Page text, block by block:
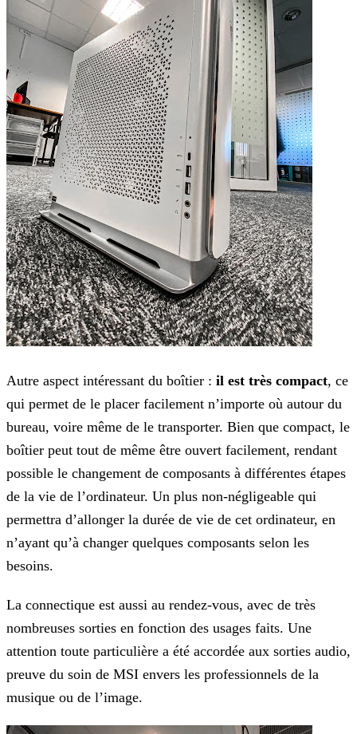
Autre aspect intéressant du boîtier : il est très compact, ce
qui permet de le placer facilement n’importe où autour du
bureau, voire même de le transporter. Bien que compact, le
boîtier peut tout de même être ouvert facilement, rendant
possible le changement de composants à différentes étapes
de la vie de l’ordinateur. Un plus non-négligeable qui
permettra d’allonger la durée de vie de cet ordinateur, en
n’ayant qu’à changer quelques composants selon les
besoins.
La connectique est aussi au rendez-vous, avec de très
nombreuses sorties en fonction des usages faits. Une
attention toute particulière a été accordée aux sorties audio,
preuve du soin de MSI envers les professionnels de la
musique ou de l’image.